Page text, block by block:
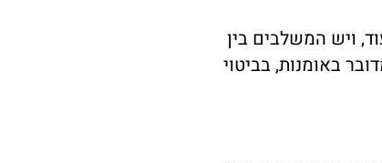
ויש המשלבים בין
באומנות, בביטוי